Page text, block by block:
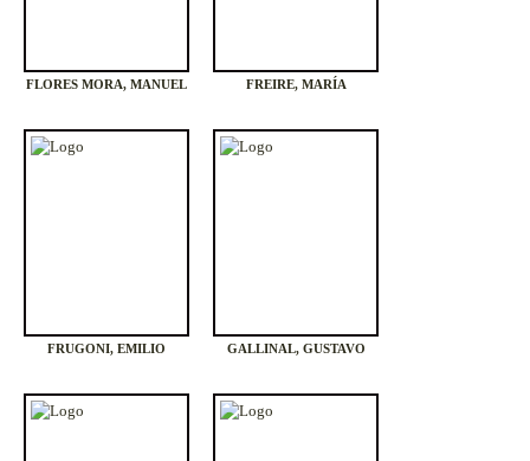
FLORES MORA, MANUEL FREIRE, MARÍA
FRUGONI, EMILIO GALLINAL, GUSTAVO